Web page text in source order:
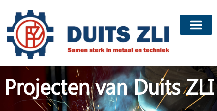
Projecten van Duits ZLI